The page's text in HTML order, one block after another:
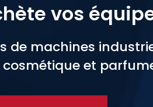
vos
machines
et